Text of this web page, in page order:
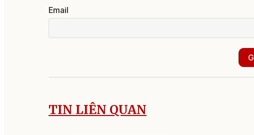
Email
TIN LIÊN QUAN